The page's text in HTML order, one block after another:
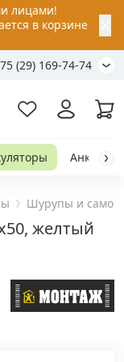
лицами!
в корзине
(29) 169-74-74
Анкер-
Шурупы и
желтый